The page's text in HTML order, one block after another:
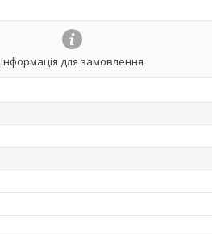
Інформація для замовлення